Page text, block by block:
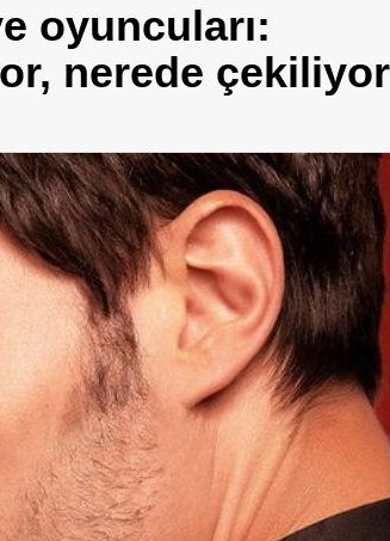
oyuncuları:
nerede